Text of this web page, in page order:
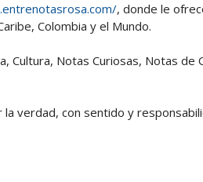
, donde le
Colombia y el Mundo.
Cultura, Notas Curiosas, Notas de
verdad, con sentido y